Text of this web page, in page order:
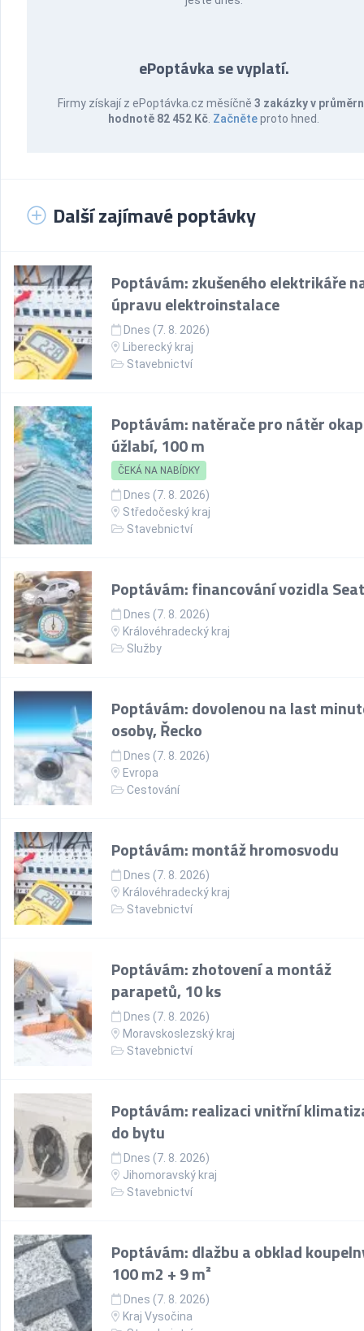
ePoptávka se vyplatí.
Firmy získají z ePoptávka.cz měsíčně 3 zakázky v
hodnotě 82 452 Kč Začněteproto hned.
Další zajímavé poptávky
Poptávám: zkušeného elektrikáře
úpravu elektroinstalace
Dnes (7. 8. 2026)
Liberecký kraj
Stavebnictví
Poptávám: natěrače pro nátěr
úžlabí, 100 m
ČEKÁ NA NABÍDKY
Dnes (7. 8. 2026)
Středočeský kraj
Stavebnictví
Poptávám: financování vozidla
Dnes (7. 8. 2026)
Královéhradecký kraj
Služby
Poptávám: dovolenou na last
osoby, Řecko
Dnes (7. 8. 2026)
Evropa
Cestování
Poptávám: montáž hromosvodu
Dnes (7. 8. 2026)
Královéhradecký kraj
Stavebnictví
Poptávám: zhotovení a montáž
parapetů, 10 ks
Dnes (7. 8. 2026)
Moravskoslezský kraj
Stavebnictví
Poptávám: realizaci vnitřní
do bytu
Dnes (7. 8. 2026)
Jihomoravský kraj
Stavebnictví
Poptávám: dlažbu a obklad
100 m2 + 9 m²
Dnes (7. 8. 2026)
Kraj Vysočina